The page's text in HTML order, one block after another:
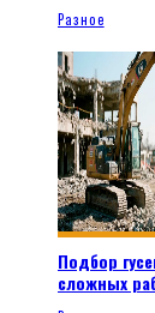
Разное
Подбор
сложных